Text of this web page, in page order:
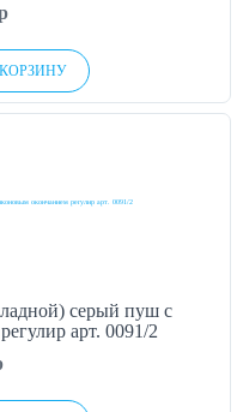
серый пуш с
арт. 0091/2